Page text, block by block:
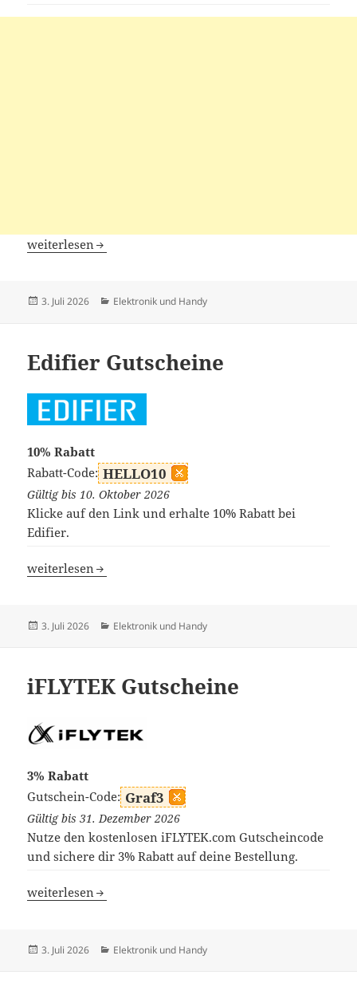
iKier Gutscheine
weiterlesen
Veröffentlicht
3. Juli 2026 Kategorien
Elektronik und Handy
Edifier Gutscheine
10% Rabatt
Rabatt-Code: HELLO10
Gültig bis 10. Oktober 2026
Klicke auf den Link und erhalte 10% Rabatt bei
Edifier.
Edifier Gutscheine
weiterlesen
Veröffentlicht
3. Juli 2026 Kategorien
Elektronik und Handy
iFLYTEK Gutscheine
3% Rabatt
Gutschein-Code: Graf3
Gültig bis 31. Dezember 2026
Nutze den kostenlosen iFLYTEK.com Gutscheincode
und sichere dir 3% Rabatt auf deine Bestellung.
iFLYTEK Gutscheine
weiterlesen
Veröffentlicht
3. Juli 2026 Kategorien
Elektronik und Handy